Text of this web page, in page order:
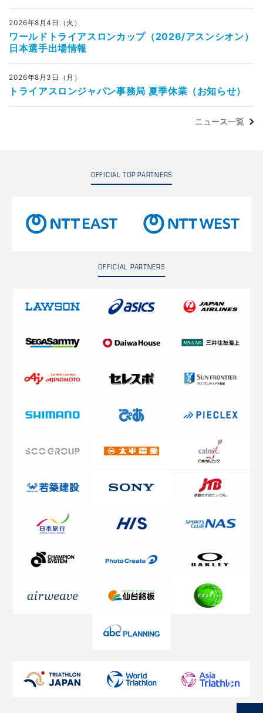
2026年8月4日（火）
ワールドトライアスロンカップ（2026/アスンシオン）
日本選手出場情報
2026年8月3日（月）
トライアスロンジャパン事務局 夏季休業（お知らせ）
ニュース一覧
OFFICIAL TOP PARTNERS
OFFICIAL PARTNERS